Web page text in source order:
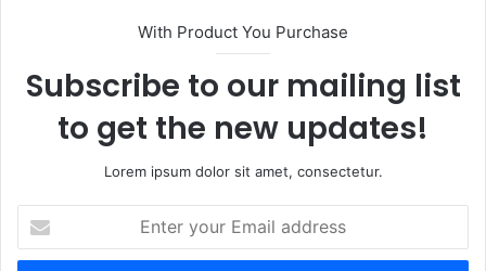
With Product You Purchase
Subscribe to our mailing list
to get the new updates!
Lorem ipsum dolor sit amet, consectetur.
your
Email